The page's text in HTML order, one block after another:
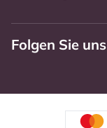
Folgen Sie uns